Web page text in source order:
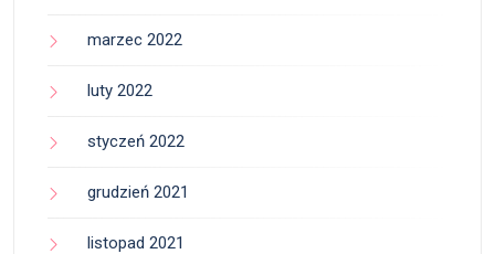
marzec 2022
luty 2022
styczeń 2022
grudzień 2021
listopad 2021